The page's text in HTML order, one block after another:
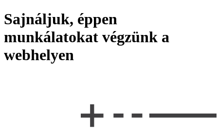
Sajnáljuk, éppen
munkálatokat végzünk a
webhelyen